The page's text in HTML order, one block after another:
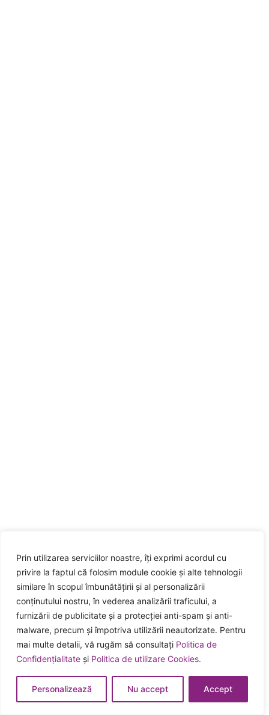
Prin utilizarea serviciilor noastre, îți exprimi acordul cu
privire la faptul că folosim module cookie și alte tehnologii
similare în scopul îmbunătățirii și al personalizării
conținutului nostru, în vederea analizării traficului, a
furnizării de publicitate și a protecției anti-spam și anti-
malware, precum și împotriva utilizării neautorizate. Pentru
mai multe detalii, vă rugăm să consultați Politica de
Confidențialitate și Politica de utilizare Cookies.
Personalizează Nu accept Accept